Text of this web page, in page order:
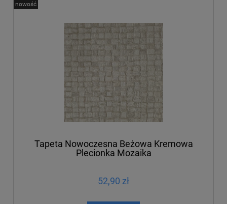
Tapeta Nowoczesna Beżowa Kremowa
Plecionka Mozaika
52,90 zł
nowość